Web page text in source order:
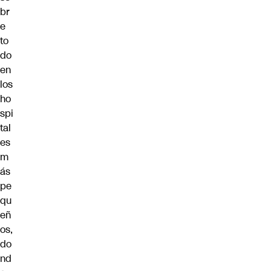
br
e
to
do
en
los
ho
spi
tal
es
m
ás
pe
qu
eñ
os,
do
nd